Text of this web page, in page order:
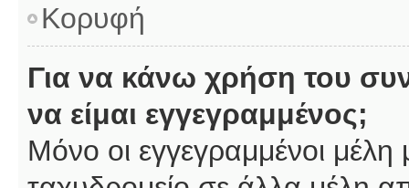
Κορυφή
Για να κάνω χρήση του
να είμαι εγγεγραμμένος;
Μόνο οι εγγεγραμμένοι